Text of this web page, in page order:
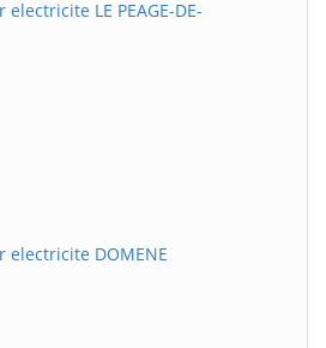
LE PEAGE-DE-
electricite DOMENE